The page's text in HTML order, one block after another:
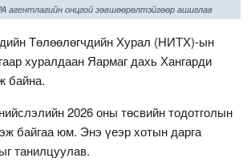
агентлагийн онцгой зөвшөөрөлтэйгөөр ашиглав
Төлөөлөгчдийн Хурал (НИТХ)-ын
хуралдаан Яармаг дахь Хангарди
байна.
2026 оны төсвийн тодотголын
байгаа юм. Энэ үеэр хотын дарга
танилцуулав.